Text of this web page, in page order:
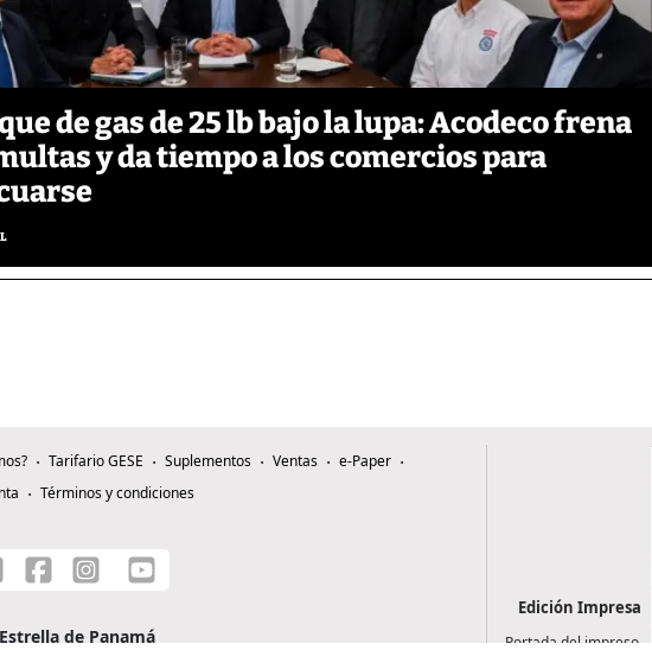
de gas de 25 lb bajo la lupa: Acodeco frena
y da tiempo a los comercios para
Tarifario GESE Suplementos Ventas
e-Paper
Términos y condiciones
de Panamá
Edición Impresa
Portada del impreso